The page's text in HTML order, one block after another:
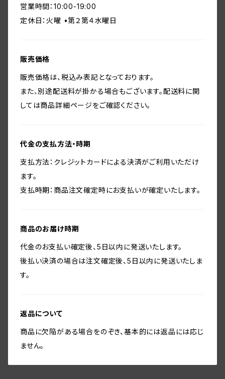
営業時間：10:00-19:00
定休日：火曜 •第２第４水曜日
販売価格
販売価格は、税込み表記となっております。
また、別途配送料が掛かる場合もございます。配送料に関
しては商品詳細ページをご確認ください。
代金の支払方法・時期
支払方法：クレジットカードによる決済がご利用いただけ
ます。
支払時期：商品注文確定時にお支払いが確定いたします。
商品のお届け時期
代金のお支払い確定後、5日以内に発送いたします。
後払い決済の場合は注文確定後、5日以内に発送いたしま
す。
返品について
商品に欠陥がある場合をのぞき、基本的には返品には応じ
ません。